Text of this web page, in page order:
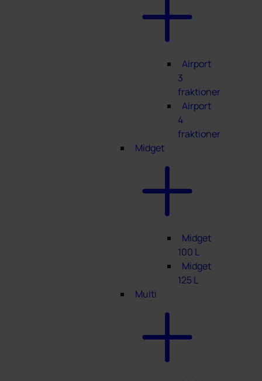
Airport
3
fraktioner
Airport
4
fraktioner
Midget
Midget
100 L
Midget
125 L
Multi